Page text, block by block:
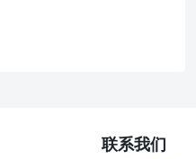
性突出的科技型企业上市、并
货和期权，做好电力期货、算力
。乐观者认为夏季市场将持续紧
峡重新开放情况会缓解。 3、阿
联系我们